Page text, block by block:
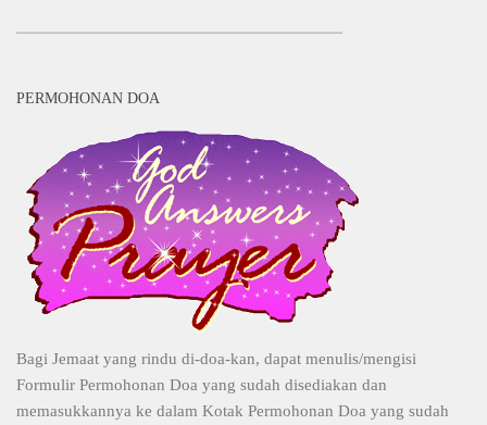
PERMOHONAN DOA
Bagi Jemaat yang rindu di-doa-kan, dapat menulis/mengisi
Formulir Permohonan Doa yang sudah disediakan dan
memasukkannya ke dalam Kotak Permohonan Doa yang sudah